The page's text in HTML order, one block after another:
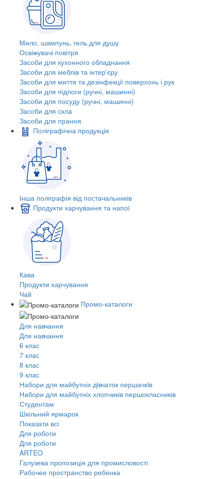
Мило, шампунь, гель для душу
Освіжувачі повітря
Засоби для кухонного обладнання
Засоби для меблів та інтер'єру
Засоби для миття та дезінфекції поверхонь і рук
Засоби для підлоги (ручні, машинні)
Засоби для посуду (ручні, машинні)
Засоби для скла
Засоби для прання
Поліграфічна продукція
Інша поліграфія від постачальників
Продукти харчування та напої
Кава
Продукти харчування
Чай
Промо-каталоги
Для навчання
Для навчання
6 клас
7 клас
8 клас
9 клас
Набори для майбутніх дiвчаток першачкiв
Набори для майбутніх хлопчиків першокласників
Студентам
Шкільний ярмарок
Показати всі
Для роботи
Для роботи
ARTEO
Галузева пропозиція для промисловості
Рабочее пространство ребенка